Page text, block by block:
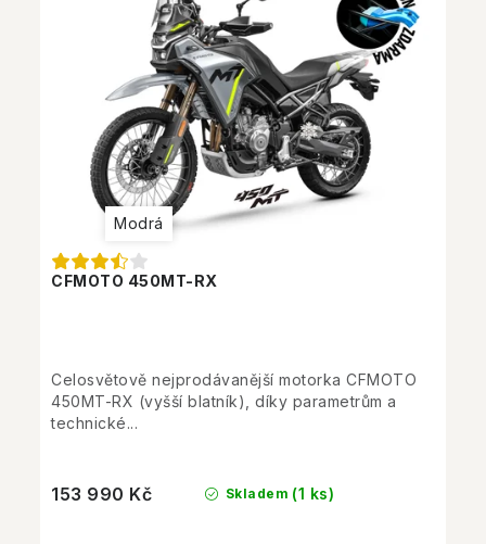
CFMOTO 450MT-RX
Modrá
Skladem (1 ks)
153 990 Kč
Celosvětově nejprodávanější motorka CFMOTO
450MT-RX (vyšší blatník), díky parametrům a
technické...